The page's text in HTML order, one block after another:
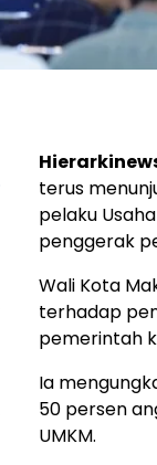
terus
pelaku
penggerak
Wali Kota
terhadap
pemerintah
Ia
50 persen
UMKM.